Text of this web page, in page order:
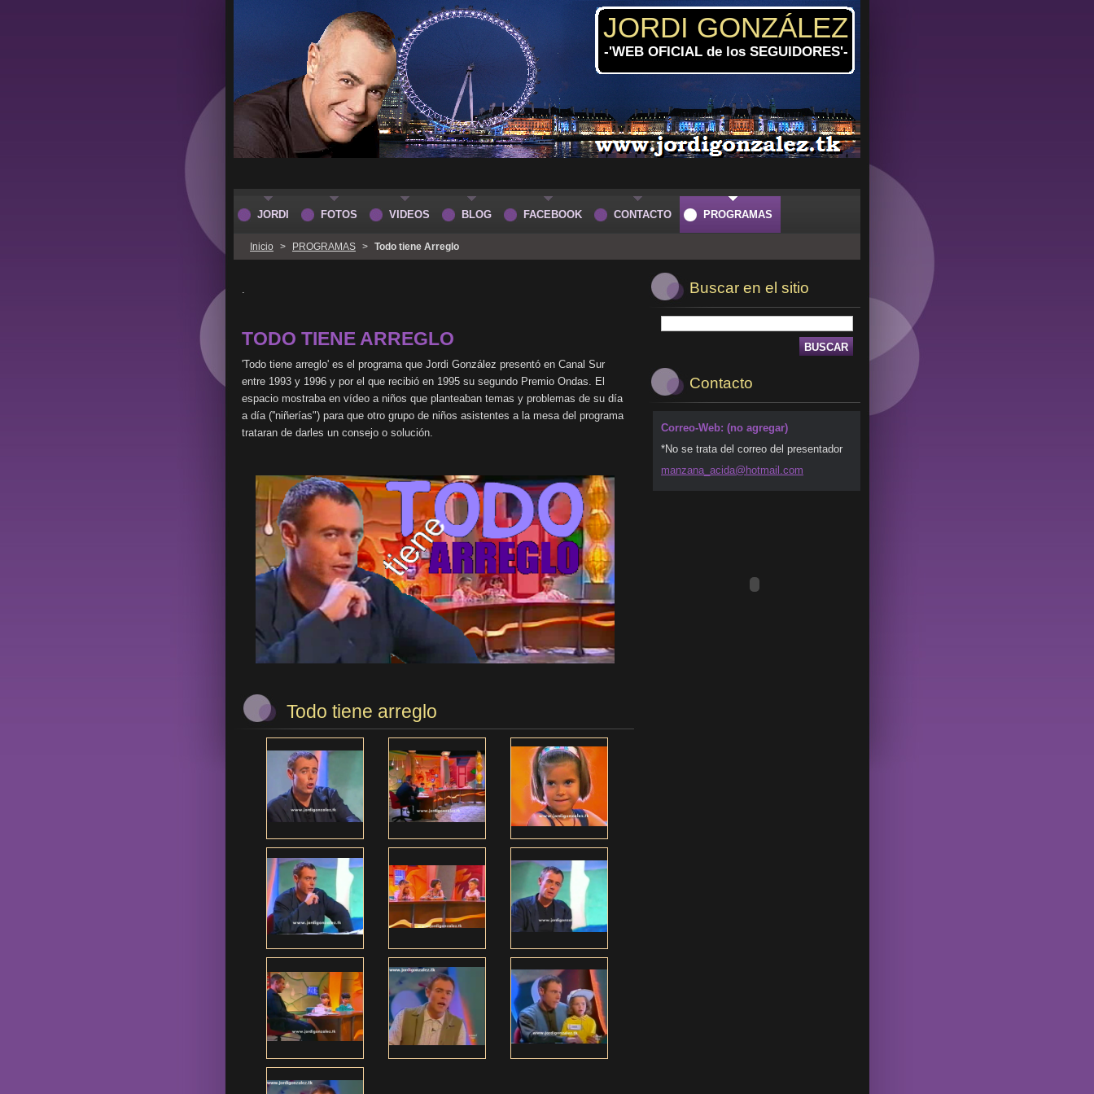
JORDI GONZÁLEZ
-'WEB OFICIAL de los SEGUIDORES'-
Inicio > PROGRAMAS > Todo tiene Arreglo
.
TODO TIENE ARREGLO
'Todo tiene arreglo' es el programa que Jordi González presentó en Canal Sur
entre 1993 y 1996 y por el que recibió en 1995 su segundo Premio Ondas. El
espacio mostraba en vídeo a niños que planteaban temas y problemas de su día
a día (''niñerías") para que otro grupo de niños asistentes a la mesa del programa
trataran de darles un consejo o solución.
Todo tiene arreglo
Buscar en el sitio
Contacto
Correo-Web: (no agregar)
*No se trata del correo del presentador
manzana_ acida@hotmail.com
JORDI FOTOS VIDEOS BLOG FACEBOOK CONTACTO PROGRAMAS